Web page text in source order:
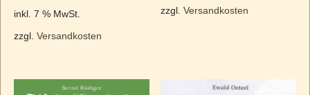
inkl. 7 % MwSt.
zzgl. Versandkosten
zzgl.Versandkosten